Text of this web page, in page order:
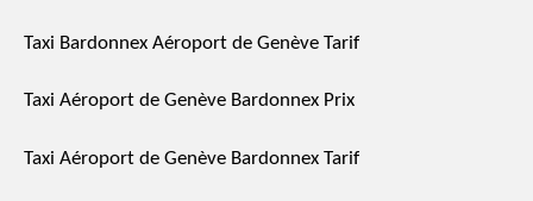
Taxi Bardonnex Aéroport de Genève Tarif
Taxi Aéroport de Genève Bardonnex Prix
Taxi Aéroport de Genève Bardonnex Tarif